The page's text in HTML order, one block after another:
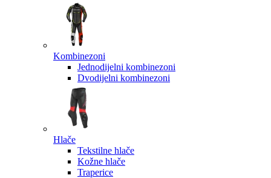
Kombinezoni
Jednodijelni kombinezoni
Dvodijelni kombinezoni
Hlače
Tekstilne hlače
Kožne hlače
Traperice